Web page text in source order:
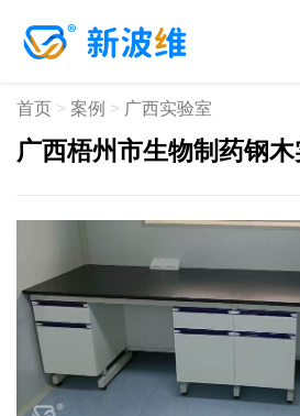
首页 > 案例 > 广西实验室
广西梧州市生物制药钢